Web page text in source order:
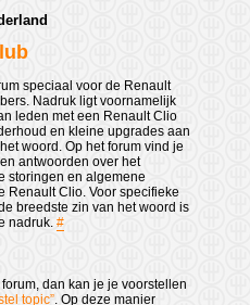
speciaal voor de Renault
Nadruk ligt voornamelijk
leden met een Renault Clio
en kleine upgrades aan
woord. Op het forum vind je
antwoorden over het
storingen en algemene
Renault Clio. Voor specifieke
breedste zin van het woord is
nadruk. #
dan kan je je voorstellen
topic” . Op deze manier